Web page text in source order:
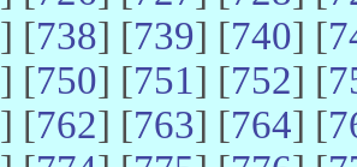
] [738] [739] [740] [
] [750] [751] [752] [
] [762] [763] [764] [